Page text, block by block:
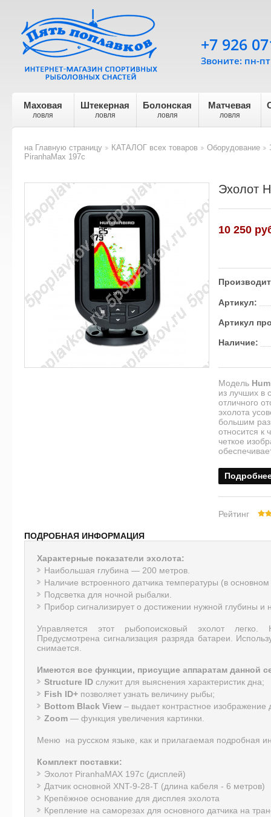
Маховая
ловля
Штекерная
ловля
Болонская
ловля
Матчевая
ловля
+7 926
Звоните: пн-
на Главную страницу
КАТАЛОГ всех товаров
Оборудование
PiranhaMax 197c
Эхолот
10 250
Артикул:
Артикул
Наличие:
Модель
из лучших в
отличного
эхолота
большим
относится к
четкое
Рейтинг
ПОДРОБНАЯ ИНФОРМАЦИЯ
Характерные показатели эхолота:
Наибольшая глубина — 200 метров.
Наличие встроенного датчика температуры (в основном
Подсветка для ночной рыбалки.
Прибор сигнализирует о достижении нужной глубины и
Управляется этот рыбопоисковый эхолот
Предусмотрена сигнализация разряда батареи.
снимается.
Имеются все функции, присущие аппаратам данной
Structure ID служит для выяснения характеристик дна;
Fish ID+ позволяет узнать величину рыбы;
Bottom Black View – выдает контрастное
Zoom — функция увеличения картинки.
Меню на русском языке, как и прилагаемая подробная
Комплект поставки:
Эхолот PiranhaMAX 197с (дисплей)
Датчик основной XNT-9-28-T (длина кабеля - 6 метров)
Крепёжное основание для дисплея эхолота
Крепление на саморезах для основного датчика на